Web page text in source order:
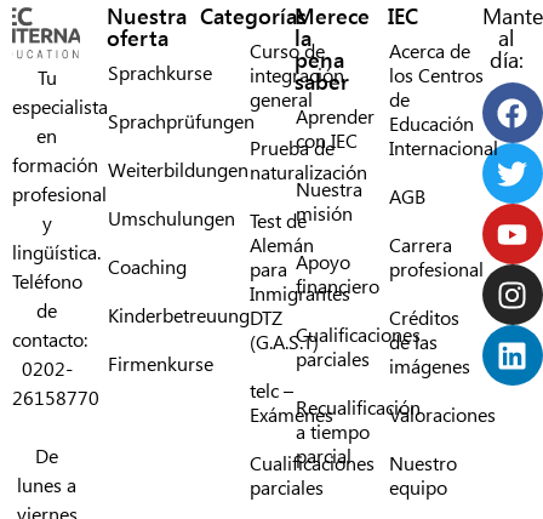
Tu
especialista
en
formación
profesional
y
lingüística.
Teléfono
de
contacto:
0202-
26158770
De
lunes a
viernes
Nuestra
oferta
Sprachkurse
Sprachprüfungen
Weiterbildungen
Umschulungen
Coaching
Kinderbetreuung
Firmenkurse
Categorías
Curso de
integración
general
Prueba de
naturalización
Test de
Alemán
para
Inmigrantes
DTZ
(G.A.S.T)
telc –
Exámenes
Cualificaciones
parciales
Merece
la
pena
saber
Aprender
con IEC
Nuestra
misión
Apoyo
financiero
Cualificaciones
parciales
Recualificación
a tiempo
parcial
IEC
Acerca de
los Centros
de
Educación
Internacional
AGB
Carrera
profesional
Créditos
de las
imágenes
Valoraciones
Nuestro
equipo
al
día: